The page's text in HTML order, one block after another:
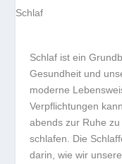
Schlaf ist ein
Gesundheit und
moderne
Verpflichtungen
abends zur Ruhe
schlafen. Die
darin, wie wir